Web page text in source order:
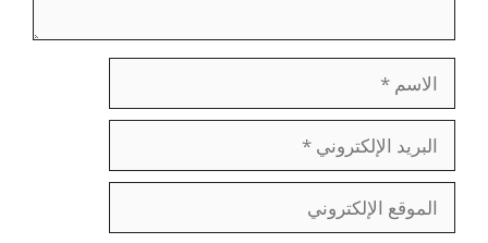
الإلكتروني
الإلكتروني